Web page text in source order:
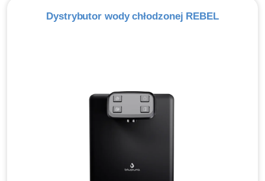
Dystrybutor wody chłodzonej REBEL